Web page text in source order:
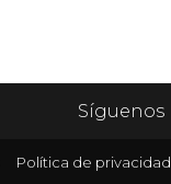
Síguenos
Política de privacidad